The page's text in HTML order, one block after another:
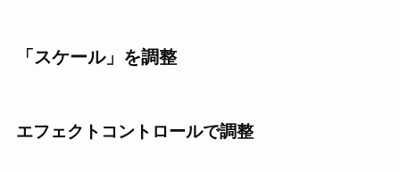
「スケール」を調整
エフェクトコントロールで調整